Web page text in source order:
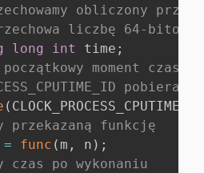
obliczony przez
liczbę 64-bitową
long int time ;
moment czasu
( CLOCK_PROCESS_CPUTIME_ID
przekazaną funkcję
= func ( m , n ) ;
po wykonaniu